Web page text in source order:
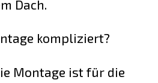
Dach.
kompliziert?
Montage ist für die